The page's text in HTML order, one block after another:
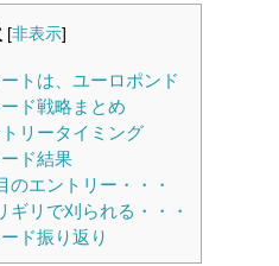
[非表示]
トは、ユーロポンド
ド戦略まとめ
リータイミング
ド結果
のエントリー・・・
ギリで刈られる・・・
ド振り返り